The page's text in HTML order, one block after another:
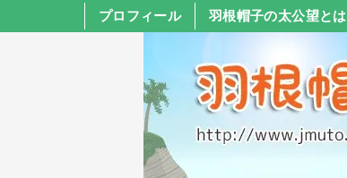
プロフィール 羽根帽子の太公望とは